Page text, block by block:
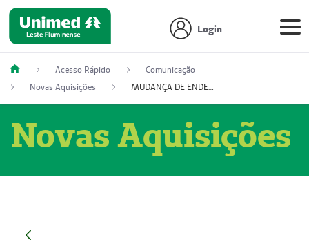
Login
Acesso Rápido
Comunicação
Novas Aquisições
MUDANÇA DE ENDEREÇO - DIAGITAB SERVIÇOS MÉDICOS LTDA (54003267-5)
Novas Aquisições